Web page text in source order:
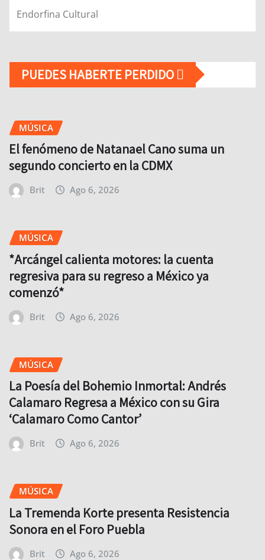
Endorfina Cultural
PUEDES HABERTE PERDIDO
MÚSICA
El fenómeno de Natanael Cano suma un
segundo concierto en la CDMX
Brit Ago 6, 2026
MÚSICA
*Arcángel calienta motores: la cuenta
regresiva para su regreso a México ya
comenzó*
Brit Ago 6, 2026
MÚSICA
La Poesía del Bohemio Inmortal: Andrés
Calamaro Regresa a México con su Gira
‘Calamaro Como Cantor’
Brit Ago 6, 2026
MÚSICA
La Tremenda Korte presenta Resistencia
Sonora en el Foro Puebla
Brit Ago 6, 2026